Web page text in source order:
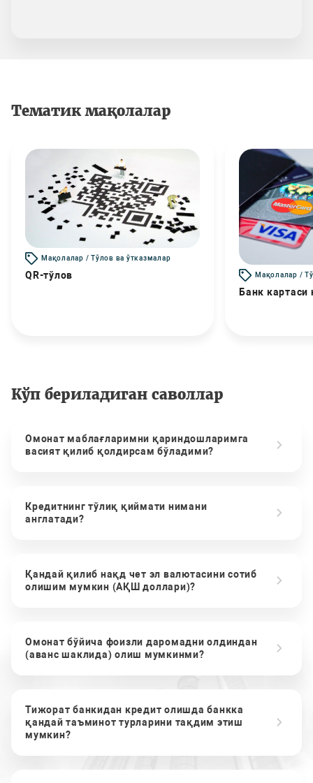
Тематик мақолалар
Мақолалар / Тўлов ва ўтказмалар
QR-тўлов Мақолалар /
Банк картаси
Кўп бериладиган саволлар
Омонат маблағларимни қариндошларимга
васият қилиб қолдирсам бўладими?
Кредитнинг тўлиқ қиймати нимани
англатади?
Қандай қилиб нақд чет эл валютасини сотиб
олишим мумкин (АҚШ доллари)?
Омонат бўйича фоизли даромадни олдиндан
(аванс шаклида) олиш мумкинми?
Тижорат банкидан кредит олишда банкка
қандай таъминот турларини тақдим этиш
мумкин?